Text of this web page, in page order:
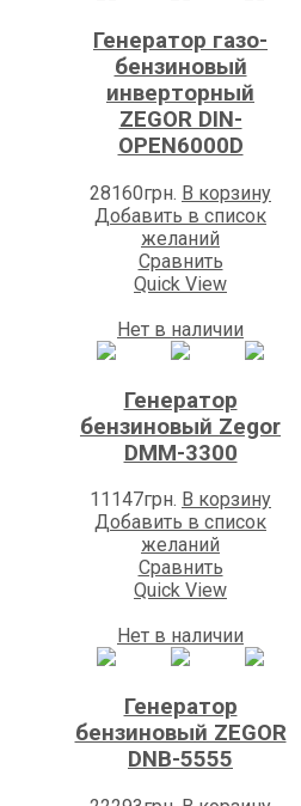
Генератор газо-
бензиновый
инверторный
ZEGOR DIN-
OPEN6000D
28160грн. В корзину
Добавить в список
желаний
Сравнить
Quick View
Нет в наличии
Генератор
бензиновый Zegor
DMM-3300
11147грн. В корзину
Добавить в список
желаний
Сравнить
Quick View
Нет в наличии
Генератор
бензиновый ZEGOR
DNB-5555